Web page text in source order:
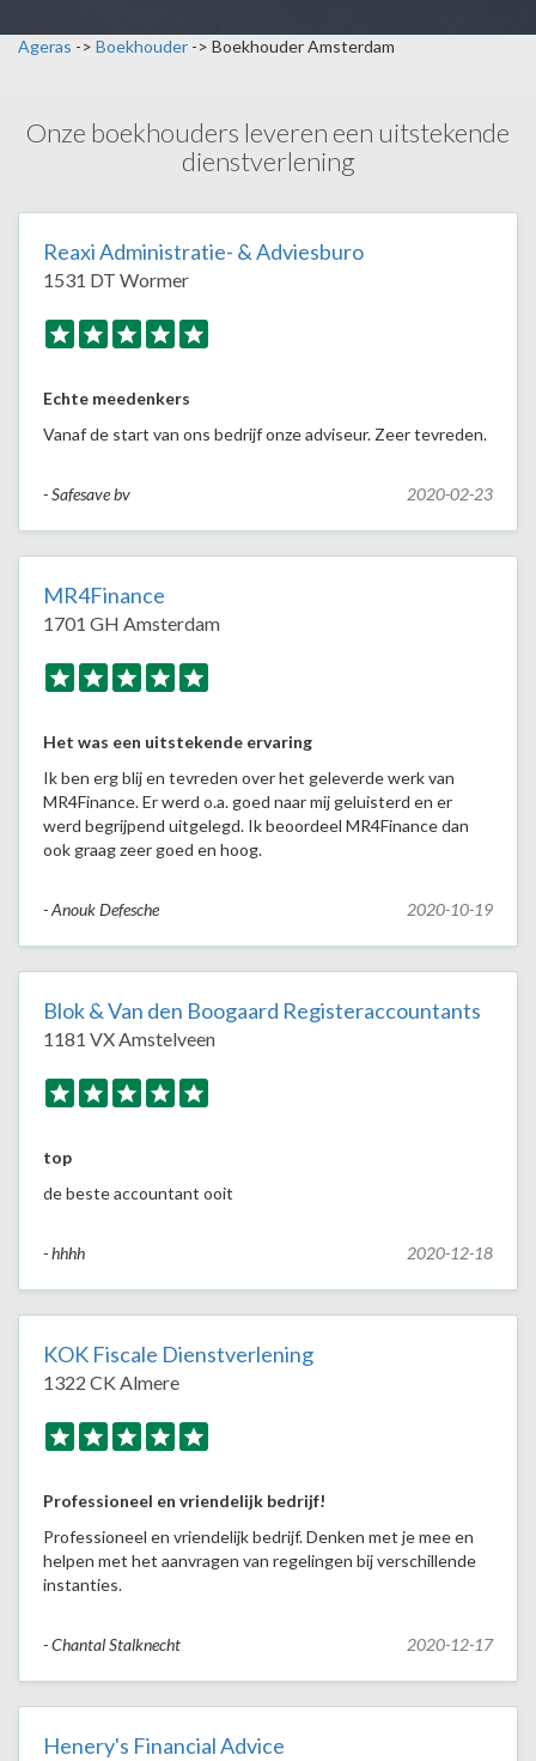
Ageras -> Boekhouder -> Boekhouder Amsterdam
Onze boekhouders leveren een uitstekende
dienstverlening
Reaxi Administratie- & Adviesburo
1531 DT Wormer
Echte meedenkers
Vanaf de start van ons bedrijf onze adviseur. Zeer tevreden.
- Safesave bv 2020-02-23
MR4Finance
1701 GH Amsterdam
Het was een uitstekende ervaring
Ik ben erg blij en tevreden over het geleverde werk van
MR4Finance. Er werd o.a. goed naar mij geluisterd en er
werd begrijpend uitgelegd. Ik beoordeel MR4Finance dan
ook graag zeer goed en hoog.
- Anouk Defesche 2020-10-19
Blok & Van den Boogaard Registeraccountants
1181 VX Amstelveen
top
de beste accountant ooit
- hhhh 2020-12-18
KOK Fiscale Dienstverlening
1322 CK Almere
Professioneel en vriendelijk bedrijf!
Professioneel en vriendelijk bedrijf. Denken met je mee en
helpen met het aanvragen van regelingen bij verschillende
instanties.
- Chantal Stalknecht 2020-12-17
Henery's Financial Advice